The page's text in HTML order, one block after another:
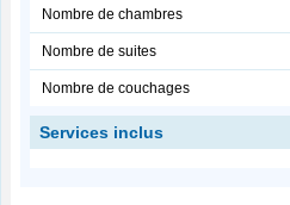
Nombre de chambres
Nombre de suites
Nombre de couchages
Services inclus